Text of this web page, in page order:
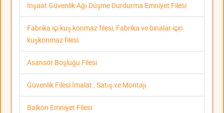
İnşaat Güvenlik Ağı Düşme Durdurma Emniyet Filesi
Fabrika içi kuş konmaz filesi, Fabrika ve binalar için
kuşkonmaz filesi
Asansör Boşluğu Filesi
Güvenlik Filesi İmalat , Satış ve Montajı
Balkon Emniyet Filesi